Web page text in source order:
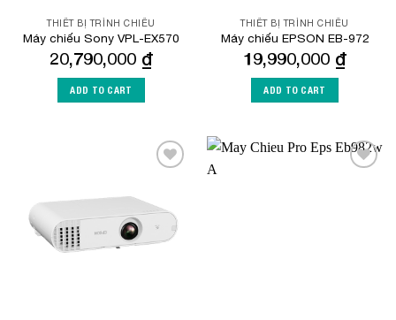
THIẾT BỊ TRÌNH CHIẾU
Máy chiếu Sony VPL-EX570
20,790,000 ₫
ADD TO CART
THIẾT BỊ TRÌNH CHIẾU
Máy chiếu EPSON EB-972
19,990,000 ₫
ADD TO CART